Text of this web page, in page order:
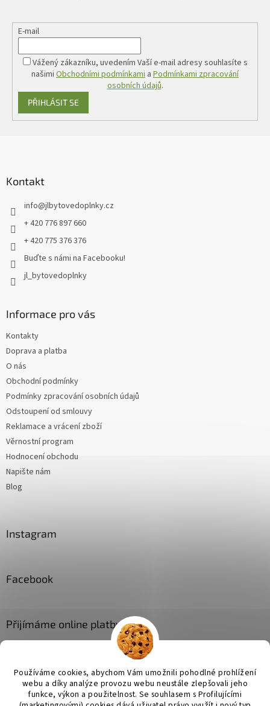
Používáme cookies, abychom Vám umožnili pohodlné prohlížení
webu a díky analýze provozu webu neustále zlepšovali jeho
funkce, výkon a použitelnost. Se souhlasem s Profilujícími
E-mail
Vážený zákazníku, uvedením Vaší e-mail adresy souhlasíte s
našimi Obchodními podmínkami a Podmínkami zpracování
osobních údajů.
PŘIHLÁSIT SE
Kontakt
info@jlbytovedoplnky.cz
+ 420 776 897 660
+ 420 775 376 376
Buďte s námi na Facebooku!
jl_bytovedoplnky
Informace pro vás
Kontakty
Doprava a platba
O nás
Obchodní podmínky
Podmínky zpracování osobních údajů
Odstoupení od smlouvy
Reklamace a vrácení zboží
Věrnostní program
Hodnocení obchodu
Napište nám
Blog
Instagram
Facebook
Přijímáme online platby